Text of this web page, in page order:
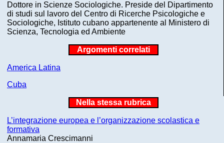
Dottore in Scienze Sociologiche. Preside del Dipartimento
di studi sul lavoro del Centro di Ricerche Psicologiche e
Sociologiche, Istituto cubano appartenente al Ministero di
Scienza, Tecnologia ed Ambiente
Argomenti correlati
America Latina
Cuba
Nella stessa rubrica
L’integrazione europea e l’organizzazione scolastica e
formativa
Annamaria Crescimanni